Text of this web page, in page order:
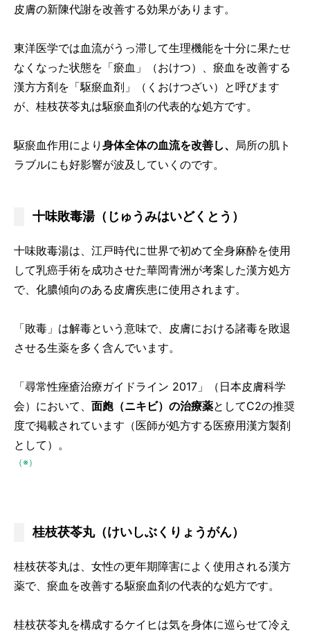
皮膚の新陳代謝を改善する効果があります。
東洋医学では血流がうっ滞して生理機能を十分に果たせ
なくなった状態を「瘀血」（おけつ）、瘀血を改善する
漢方方剤を「駆瘀血剤」（くおけつざい）と呼びます
が、桂枝茯苓丸は駆瘀血剤の代表的な処方です。
駆瘀血作用により 身体全体の血流を改善し、 局所の肌ト
ラブルにも好影響が波及していくのです。
十味敗毒湯（じゅうみはいどくとう）
十味敗毒湯は、江戸時代に世界で初めて全身麻酔を使用
して乳癌手術を成功させた華岡青洲が考案した漢方処方
で、化膿傾向のある皮膚疾患に使用されます。
「敗毒」は解毒という意味で、皮膚における諸毒を敗退
させる生薬を多く含んでいます。
「尋常性痤瘡治療ガイドライン 2017」（日本皮膚科学
会）において、 面皰（ニキビ）の治療薬としてC2の推奨
度で掲載されています（医師が処方する医療用漢方製剤
として）。
（※）
桂枝茯苓丸（けいしぶくりょうがん）
桂枝茯苓丸は、女性の更年期障害によく使用される漢方
薬で、瘀血を改善する駆瘀血剤の代表的な処方です。
桂枝茯苓丸を構成するケイヒは気を身体に巡らせて冷え